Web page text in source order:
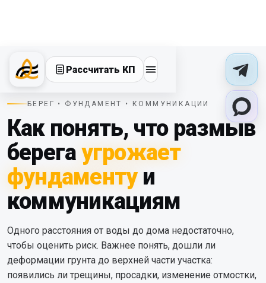
Рассчитать КП
БЕРЕГ • ФУНДАМЕНТ • КОММУНИКАЦИИ
Как понять, что размыв
берега угрожает
фундаменту и
коммуникациям
Одного расстояния от воды до дома недостаточно,
чтобы оценить риск. Важнее понять, дошли ли
деформации грунта до верхней части участка:
появились ли трещины, просадки, изменение отмостки,